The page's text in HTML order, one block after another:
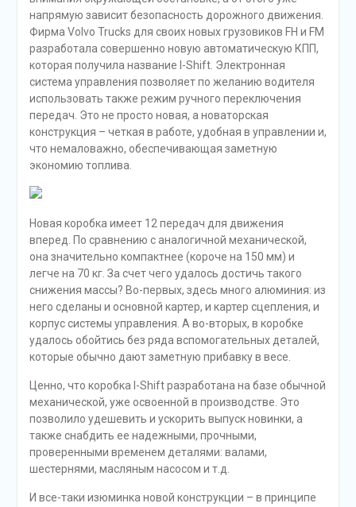
напрямую зависит безопасность дорожного движения.
Фирма Volvo Trucks для своих новых грузовиков FH и FM
разработала совершенно новую автоматическую КПП,
которая получила название I-Shift. Электронная
система управления позволяет по желанию водителя
использовать также режим ручного переключения
передач. Это не просто новая, а новаторская
конструкция – четкая в работе, удобная в управлении и,
что немаловажно, обеспечивающая заметную
экономию топлива.
Новая коробка имеет 12 передач для движения
вперед. По сравнению с аналогичной механической,
она значительно компактнее (короче на 150 мм) и
легче на 70 кг. За счет чего удалось достичь такого
снижения массы? Во-первых, здесь много алюминия: из
него сделаны и основной картер, и картер сцепления, и
корпус системы управления. А во-вторых, в коробке
удалось обойтись без ряда вспомогательных деталей,
которые обычно дают заметную прибавку в весе.
Ценно, что коробка I-Shift разработана на базе обычной
механической, уже освоенной в производстве. Это
позволило удешевить и ускорить выпуск новинки, а
также снабдить ее надежными, прочными,
проверенными временем деталями: валами,
шестернями, масляным насосом и т.д.
И все-таки изюминка новой конструкции – в принципе